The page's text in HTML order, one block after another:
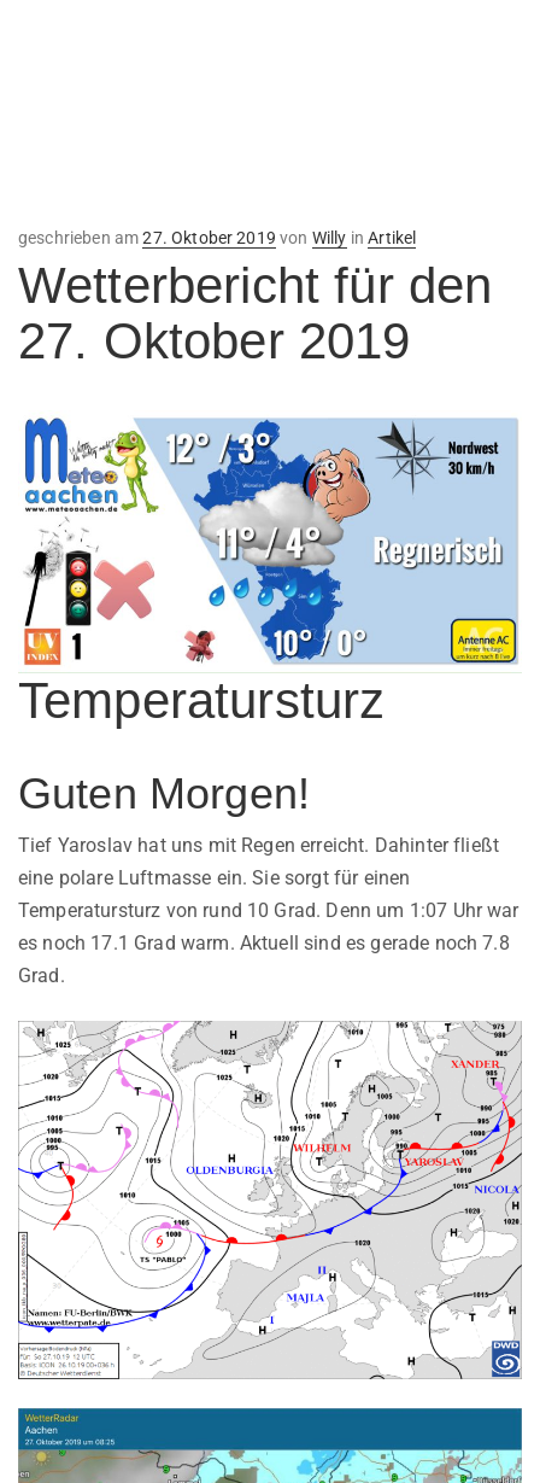
geschrieben amVeröffentlicht
27. Oktober 2019 von Willy inArtikel
Wetterbericht für den
27. Oktober 2019
Temperatursturz
Guten Morgen!
Tief Yaroslav hat uns mit Regen erreicht. Dahinter fließt
eine polare Luftmasse ein. Sie sorgt für einen
Temperatursturz von rund 10 Grad. Denn um 1:07 Uhr war
es noch 17.1 Grad warm. Aktuell sind es gerade noch 7.8
Grad.